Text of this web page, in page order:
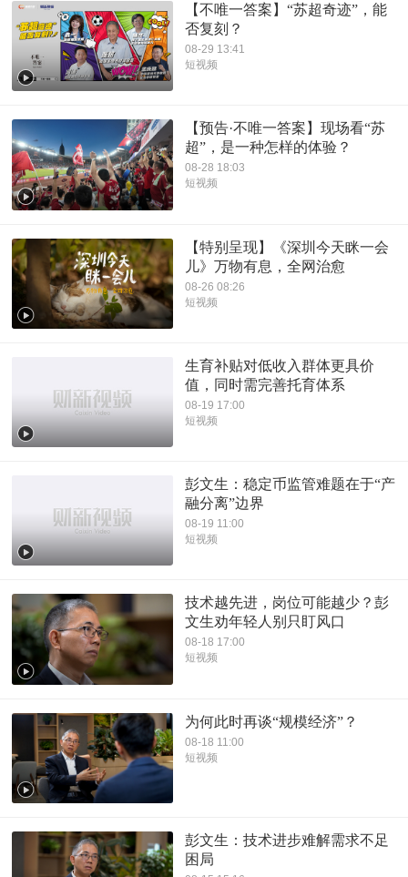
【不唯一答案】“苏超奇迹”，能
否复刻？
08-29 13:41
短视频
【预告·不唯一答案】现场看“苏
超”，是一种怎样的体验？
08-28 18:03
短视频
【特别呈现】《深圳今天眯一会
儿》万物有息，全网治愈
08-26 08:26
短视频
生育补贴对低收入群体更具价
值，同时需完善托育体系
08-19 17:00
短视频
彭文生：稳定币监管难题在于“产
融分离”边界
08-19 11:00
短视频
技术越先进，岗位可能越少？彭
文生劝年轻人别只盯风口
08-18 17:00
短视频
为何此时再谈“规模经济”？
08-18 11:00
短视频
彭文生：技术进步难解需求不足
困局